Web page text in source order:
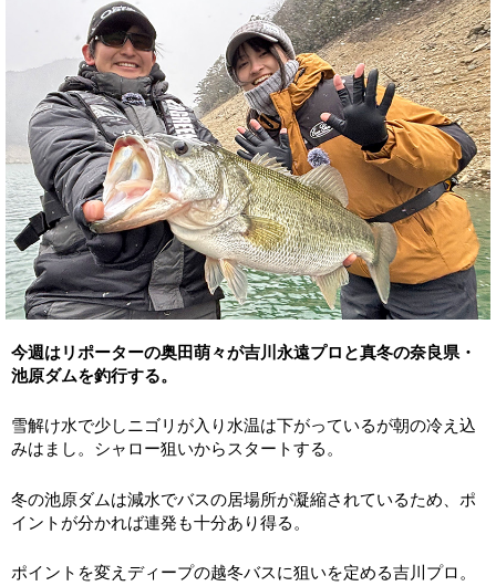
今週はリポーターの奥田萌々が吉川永遠プロと真冬の奈良県・
池原ダムを釣行する。
雪解け水で少しニゴリが入り水温は下がっているが朝の冷え込
みはまし。シャロー狙いからスタートする。
冬の池原ダムは減水でバスの居場所が凝縮されているため、ポ
イントが分かれば連発も十分あり得る。
ポイントを変えディープの越冬バスに狙いを定める吉川プロ。